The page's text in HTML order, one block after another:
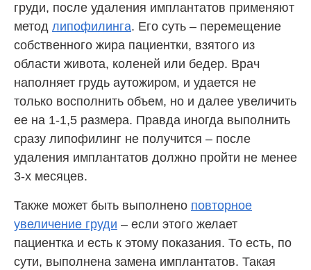
груди, после удаления имплантатов применяют
метод липофилинга. Его суть – перемещение
собственного жира пациентки, взятого из
области живота, коленей или бедер. Врач
наполняет грудь аутожиром, и удается не
только восполнить объем, но и далее увеличить
ее на 1-1,5 размера. Правда иногда выполнить
сразу липофилинг не получится – после
удаления имплантатов должно пройти не менее
3-х месяцев.
Также может быть выполнено повторное
увеличение груди – если этого желает
пациентка и есть к этому показания. То есть, по
сути, выполнена замена имплантатов. Такая